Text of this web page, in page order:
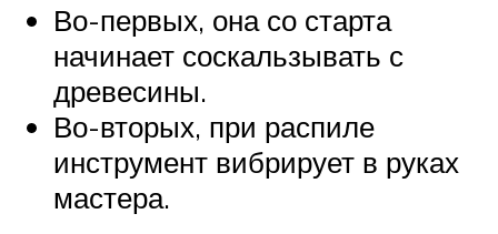
Во-первых, она со старта
начинает соскальзывать с
древесины.
Во-вторых, при распиле
инструмент вибрирует в руках
мастера.